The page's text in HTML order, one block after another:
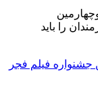
جشنواره فیلم فجر